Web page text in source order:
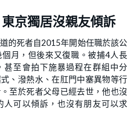
京獨居沒親友傾訴
的死者自2015年開始任職於該公
月，但後來又復職。被捕4人長
甚至會拍下施暴過程在群組中分
、潑熱水、在肛門中塞異物等行
至於死者父母已經去世，他也沒
人可以傾訴，也沒有朋友可以求